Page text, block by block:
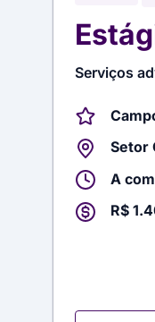
Serviços
Setor
A
R$